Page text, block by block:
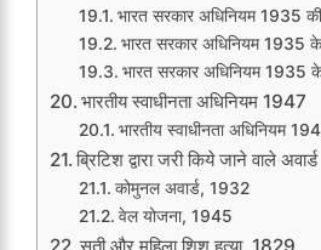
भारत सरकार अधिनियम 1935
भारत सरकार अधिनियम 1935
भारत सरकार अधिनियम 1935
भारतीय स्वाधीनता अधिनियम 1947
भारतीय स्वाधीनता अधिनियम
ब्रिटिश द्वारा जरी किये जाने वाले अवार्ड
कोमुनल अवार्ड, 1932
वेल योजना, 1945